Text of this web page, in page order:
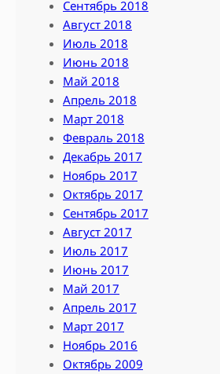
Сентябрь 2018
Август 2018
Июль 2018
Июнь 2018
Май 2018
Апрель 2018
Март 2018
Февраль 2018
Декабрь 2017
Ноябрь 2017
Октябрь 2017
Сентябрь 2017
Август 2017
Июль 2017
Июнь 2017
Май 2017
Апрель 2017
Март 2017
Ноябрь 2016
Октябрь 2009